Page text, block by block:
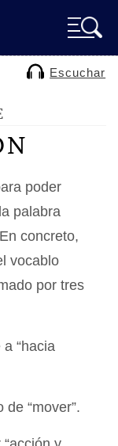
Escuchar
poder
palabra
concreto,
vocablo
por tres
“hacia
“mover”.